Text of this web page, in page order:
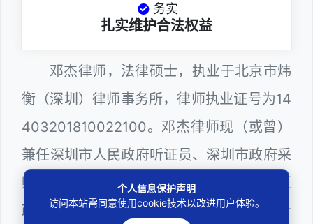
务实
扎实维护合法权益
邓杰律师，法律硕士，执业于北京市炜
衡（深圳）律师事务所，律师执业证号为14
403201810022100。邓杰律师现（或曾）
兼任深圳市人民政府听证员、深圳市政府采
购评审专家（法律类），曾担任深圳市某区
政府部门公职律师、建设工程定标专家、计
个人信息保护声明
访问本站需同意使用cookie技术以改进用户体验。